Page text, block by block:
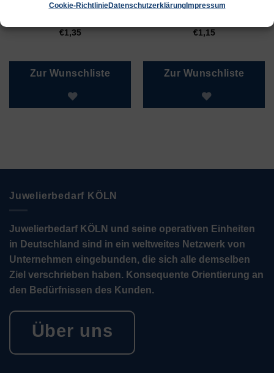
Cookie-RichtlinieDatenschutzerklärungImpressum
€1,35
Zur Wunschliste
€1,15
Zur Wunschliste
Juwelierbedarf KÖLN
Juwelierbedarf KÖLN und seine operativen Einheiten
in Deutschland sind in ein weltweites Netzwerk von
Unternehmen eingebunden, die sich alle demselben
Ziel verschrieben haben. Konsequente Orientierung an
den Bedürfnissen des Kunden.
Über uns